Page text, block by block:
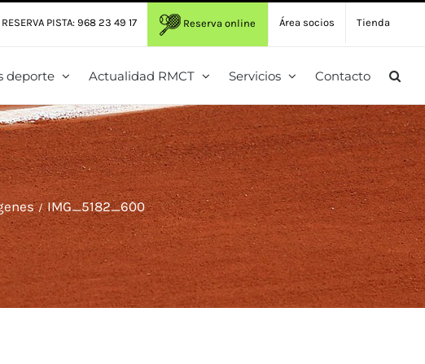
RESERVA PISTA: 968 23 49 17 Reserva online Área socios Tienda
deporte Actualidad RMCT Servicios Contacto
IMG_5182_600